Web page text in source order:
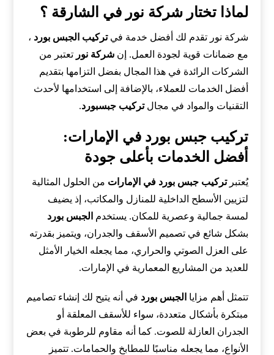
لماذا تختار شركة نور في الشارقة ؟
شركة نور تقدم لك أفضل خدمة فيتركيب الجبس بورد ،
مع ضمانات قوية لجودة العمل. إنشركة نور تعتبر من
الشركات الرائدة في هذا المجال بفضل التزامها بتقديم
أفضل الخدمات للعملاء، بالإضافة إلى استخدامها لأحدث
التقنيات والمواد في مجالتركيب جبسبورد.
تركيب جبس بورد في الإمارات:
أفضل الخدمات بأعلى جودة
يُعتبرتركيب جبس بورد في الإمارات من الحلول المثالية
لتزيين الأسطح الداخلية للمنازل والمكاتب، إذ يضيف
لمسة جمالية وعصرية للمكان. يستخدم الجبس بورد
بشكل شائع في تصميم الأسقف والجدران، ويتميز بقدرته
على العزل الصوتي والحراري، مما يجعله الخيار الأمثل
للعديد من المشاريع المعمارية في الإمارات.
تتمثل أهم مزايا الجبس بورد في أنه يتيح لك إنشاء تصاميم
مبتكرة بأشكال متعددة، سواء للأسقف المعلقة أو
الجدران العازلة للصوت. كما أنه مقاوم للرطوبة في بعض
الأنواع، مما يجعله مناسبًا للمطابخ والحمامات. تتميز